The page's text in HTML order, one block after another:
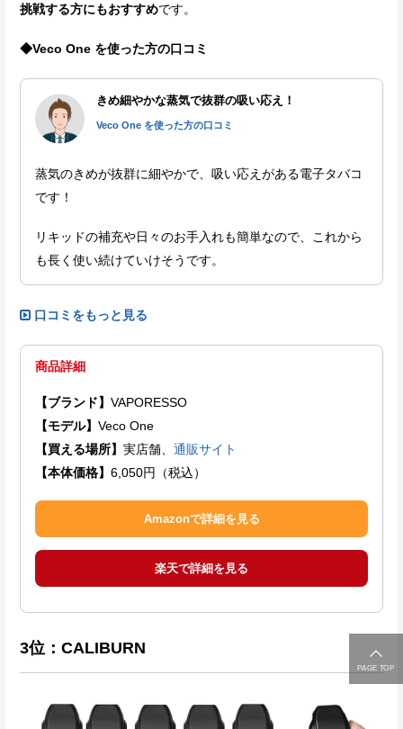
挑戦する方にもおすすめです。
◆Veco One を使った方の口コミ
きめ細やかな蒸気で抜群の吸い応え！
Veco One を使った方の口コミ
蒸気のきめが抜群に細やかで、吸い応えがある電子タバコ
です！
リキッドの補充や日々のお手入れも簡単なので、これから
も長く使い続けていけそうです。
口コミをもっと見る
商品詳細
【ブランド】 VAPORESSO
【モデル】 Veco One
【買える場所】 実店舗、 通販サイト
【本体価格】 6,050円（税込）
Amazonで詳細を見る
楽天で詳細を見る
3位：CALIBURN
PAGE TOP